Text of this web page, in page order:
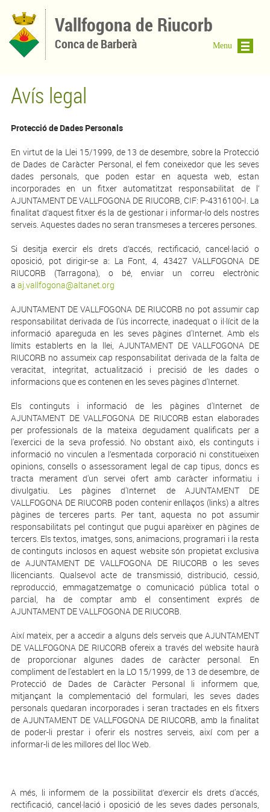
Vallfogona de Riucorb
Conca de Barberà
Avís legal
Protecció de Dades Personals
En virtut de la Llei 15/1999, de 13 de desembre, sobre la Protecció
de Dades de Caràcter Personal, el fem coneixedor que les seves
dades personals, que poden estar en aquesta web, estan
incorporades en un fitxer automatitzat responsabilitat de l’
AJUNTAMENT DE VALLFOGONA DE RIUCORB, CIF: P-4316100-I. La
finalitat d’aquest fitxer és la de gestionar i informar-lo dels nostres
serveis. Aquestes dades no seran transmeses a terceres persones.
Si desitja exercir els drets d’accés, rectificació, cancel·lació o
oposició, pot dirigir-se a: La Font, 4, 43427 VALLFOGONA DE
RIUCORB (Tarragona), o bé, enviar un correu electrònic
a aj.vallfogona@altanet.org
AJUNTAMENT DE VALLFOGONA DE RIUCORB no pot assumir cap
responsabilitat derivada de l'ús incorrecte, inadequat o il·lícit de la
informació apareguda en les seves pàgines d'Internet. Amb els
límits establerts en la llei, AJUNTAMENT DE VALLFOGONA DE
RIUCORB no assumeix cap responsabilitat derivada de la falta de
veracitat, integritat, actualització i precisió de les dades o
informacions que es contenen en les seves pàgines d'Internet.
Els continguts i informació de les pàgines d'Internet de
AJUNTAMENT DE VALLFOGONA DE RIUCORB estan elaborades
per professionals de la mateixa degudament qualificats per a
l'exercici de la seva professió. No obstant això, els continguts i
informació no vinculen a l’esmentada corporació ni constitueixen
opinions, consells o assessorament legal de cap tipus, doncs es
tracta merament d'un servei ofert amb caràcter informatiu i
divulgatiu. Les pàgines d'Internet de AJUNTAMENT DE
VALLFOGONA DE RIUCORB poden contenir enllaços (links) a altres
pàgines de terceres parts. Per tant, aquesta no pot assumir
responsabilitats pel contingut que pugui aparèixer en pàgines de
tercers. Els textos, imatges, sons, animacions, programari i la resta
de continguts inclosos en aquest website són propietat exclusiva
de AJUNTAMENT DE VALLFOGONA DE RIUCORB o les seves
llicenciants. Qualsevol acte de transmissió, distribució, cessió,
reproducció, emmagatzematge o comunicació pública total o
parcial, ha de comptar amb el consentiment exprés de
AJUNTAMENT DE VALLFOGONA DE RIUCORB.
Així mateix, per a accedir a alguns dels serveis que AJUNTAMENT
DE VALLFOGONA DE RIUCORB ofereix a través del website haurà
de proporcionar algunes dades de caràcter personal. En
compliment de l'establert en la LO 15/1999, de 13 de desembre, de
Protecció de Dades de Caràcter Personal li informem que,
mitjançant la complementació del formulari, les seves dades
personals quedaran incorporades i seran tractades en els fitxers
de AJUNTAMENT DE VALLFOGONA DE RIUCORB, amb la finalitat
de poder-li prestar i oferir els nostres serveis, així com per a
informar-li de les millores del lloc Web.
A més, li informem de la possibilitat d’exercir els drets d'accés,
rectificació, cancel·lació i oposició de les seves dades personals,
Menu